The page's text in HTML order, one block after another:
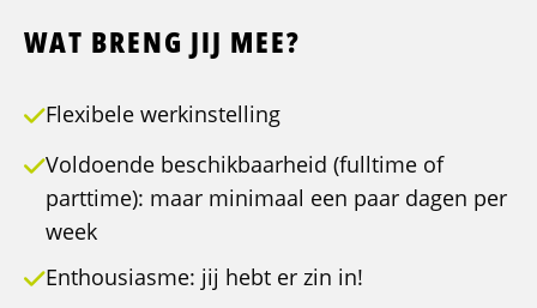
WAT BRENG JIJ MEE?
Flexibele werkinstelling
Voldoende beschikbaarheid (fulltime of
parttime): maar minimaal een paar dagen per
week
Enthousiasme: jij hebt er zin in!